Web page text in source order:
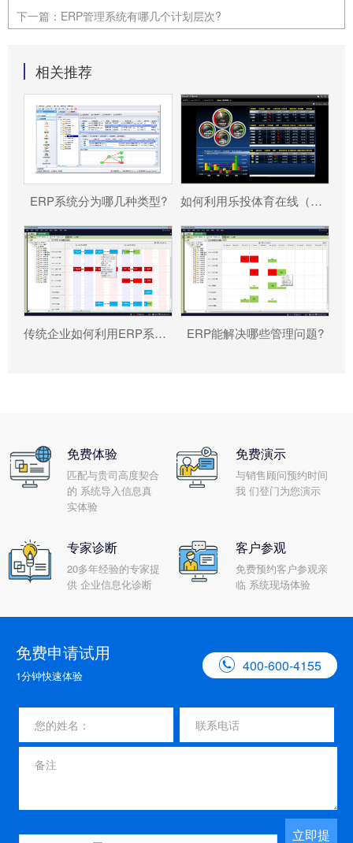
下一篇： ERP管理系统有哪几个计划层次?
相关推荐
ERP系统分为哪几种类型? 如何利用乐投体育在线（中国）唯一官方网站 帮助企业更好地规避风险?
传统企业如何利用ERP系统重塑竞争力? ERP能解决哪些管理问题?
免费体验
匹配与贵司高度契合
的 系统导入信息真
实体验
免费演示
与销售顾问预约时间
我 们登门为您演示
专家诊断
20多年经验的专家提
供 企业信息化诊断
客户参观
免费预约客户参观亲
临 系统现场体验
免费申请试用
1分钟快速体验
 400-600-4155
立即提